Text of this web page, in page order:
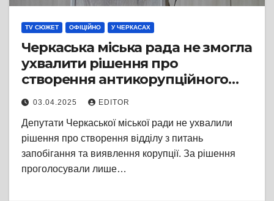
TV СЮЖЕТ ОФІЦІЙНО У ЧЕРКАСАХ
Черкаська міська рада не змогла
ухвалити рішення про
створення антикорупційного
відділу
03.04.2025 EDITOR
Депутати Черкаської міської ради не ухвалили
рішення про створення відділу з питань
запобігання та виявлення корупції. За рішення
проголосували лише…